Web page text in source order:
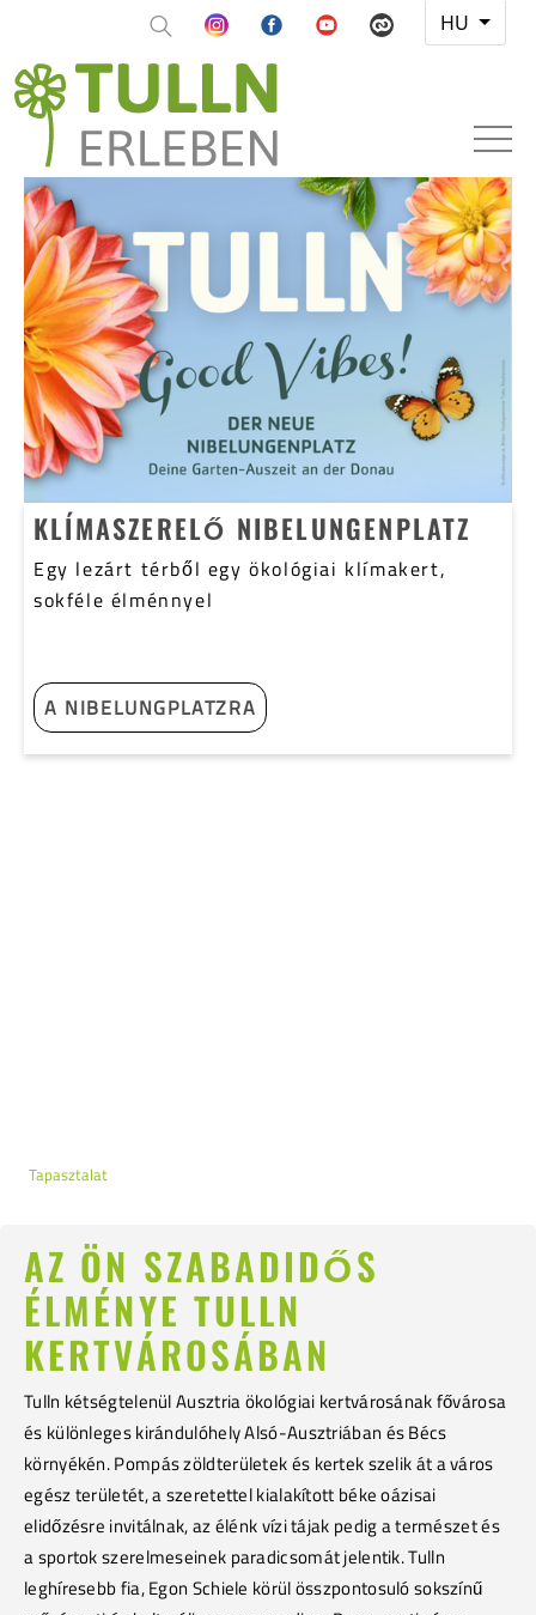
HU
KLÍMASZERELŐ NIBELUNGENPLATZ
Egy lezárt térből egy ökológiai klímakert,
sokféle élménnyel
A NIBELUNGPLATZRA
Tapasztalat
AZ ÖN SZABADIDŐS
ÉLMÉNYE TULLN
KERTVÁROSÁBAN
Tulln kétségtelenül Ausztria ökológiai kertvárosának fővárosa
és különleges kirándulóhely Alsó-Ausztriában és Bécs
környékén. Pompás zöldterületek és kertek szelik át a város
egész területét, a szeretettel kialakított béke oázisai
elidőzésre invitálnak, az élénk vízi tájak pedig a természet és
a sportok szerelmeseinek paradicsomát jelentik. Tulln
leghíresebb fia, Egon Schiele körül összpontosuló sokszínű